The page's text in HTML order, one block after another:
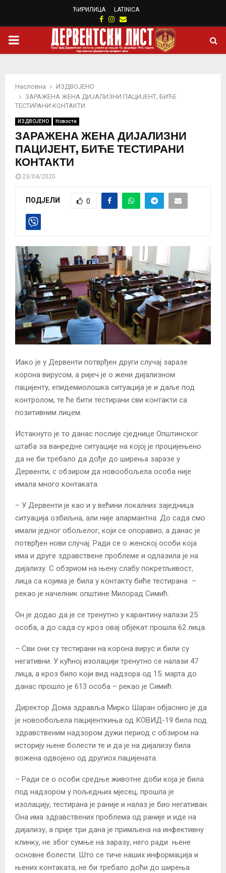
ЋИРИЛИЦА LATINICA
Facebook
Instagram
Email
PRIMARY
Насловна
ИЗДВОЈЕНО
ЗАРАЖЕНА ЖЕНА ДИЈАЛИЗНИ ПАЦИЈЕНТ, БИЋЕ
ТЕСТИРАНИ КОНТАКТИ
ИЗДВОЈЕНО Новости
ЗАРАЖЕНА ЖЕНА ДИЈАЛИЗНИ
ПАЦИЈЕНТ, БИЋЕ ТЕСТИРАНИ
КОНТАКТИ
23/04/2020
ПОДЈЕЛИ 0
Иако је у Дервенти потврђен други случај заразе
корона вирусом, а ријеч је о жени дијализном
пацијенту, епидемиолошка ситуација је и даље под
контролом, те ће бити тестирани сви контакти са
позитивним лицем.
Истакнуто је то данас послије сједнице Општинског
штаба за ванредне ситуације на којој је процијењено
да не би требало да дође до ширења заразе у
Дервенти, с обзиром да новообољела особа није
имала много контаката.
– У Дервенти је као и у већини локалних заједница
ситуација озбиљна, али није алармантна. До сада смо
имали једног обољелог, који се опоравио, а данас је
потврђен нови случај. Ради се о женској особи која
има и друге здравствене проблеме и одлазила је на
дијализу. С обзриом на њену слабу покретљивост,
лица са којима је била у контакту биће тестирана –
рекао је начелник општине Милорад Симић.
Он је додао да је се тренутно у карантину налази 25
особа, а до сада су кроз овај објекат прошла 62 лица.
– Сви они су тестирани на корона вирус и били су
негативни. У кућној изолацији тренутно се налази 47
лица, а кроз било који вид надзора од 15. марта до
данас прошло је 613 особа – рекао је Симић.
Директор Дома здравља Мирко Шаран објаснио је да
је новообољела пацијенткиња од КОВИД-19 била под
здравственим надзором дужи период с обзиром на
историју њене болести те и да је на дијализу била
вожена одвојено од другиох пацијената.
– Ради се о особи средње животне доби која је била
под надзором у пољедњих мјесец, прошла је
изолацију, тестирана је раније и налаз је био негативан.
Она има здравствених проблема од раније и иде на
дијализу, а прије три дана је примљена на инфективну
клинку, не због сумње на заразу, него ради њене
основне болести. Што се тиче наших информација и
њених контаката, не би требало доћи до ширења